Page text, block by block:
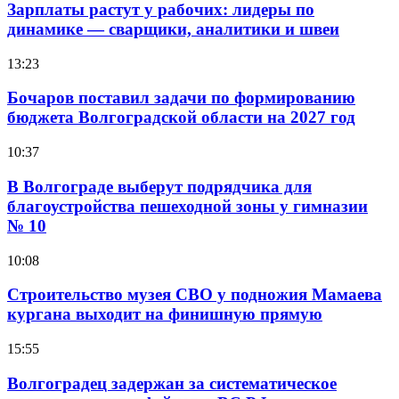
Зарплаты растут у рабочих: лидеры по
динамике — сварщики, аналитики и швеи
13:23
Бочаров поставил задачи по формированию
бюджета Волгоградской области на 2027 год
10:37
В Волгограде выберут подрядчика для
благоустройства пешеходной зоны у гимназии
№ 10
10:08
Строительство музея СВО у подножия Мамаева
кургана выходит на финишную прямую
15:55
Волгоградец задержан за систематическое